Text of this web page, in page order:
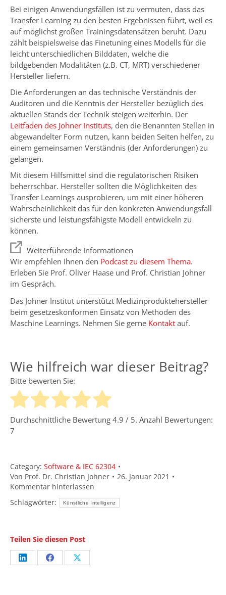
Bei einigen Anwendungsfällen ist zu vermuten, dass das
Transfer Learning zu den besten Ergebnissen führt, weil es
auf möglichst großen Trainingsdatensätzen beruht. Dazu
zählt beispielsweise das Finetuning eines Modells für die
leicht unterschiedlichen Bilddaten, welche die
bildgebenden Modalitäten (z.B. CT, MRT) verschiedener
Hersteller liefern.
Die Anforderungen an das technische Verständnis der
Auditoren und die Kenntnis der Hersteller bezüglich des
aktuellen Stands der Technik steigen weiterhin. Der
Leitfaden des Johner Instituts, den die Benannten Stellen in
abgewandelter Form nutzen, kann beiden Seiten helfen, zu
einem gemeinsamen Verständnis (der Anforderungen) zu
gelangen.
Mit diesem Hilfsmittel sind die regulatorischen Risiken
beherrschbar. Hersteller sollten die Möglichkeiten des
Transfer Learnings ausprobieren, um mit einer höheren
Wahrscheinlichkeit das für den konkreten Anwendungsfall
sicherste und leistungsfähigste Modell entwickeln zu
können.
Weiterführende Informationen
Wir empfehlen Ihnen den Podcast zu diesem Thema.
Erleben Sie Prof. Oliver Haase und Prof. Christian Johner
im Gespräch.
Das Johner Institut unterstützt Medizinproduktehersteller
beim gesetzeskonformen Einsatz von Methoden des
Maschine Learnings. Nehmen Sie gerne Kontakt auf.
Wie hilfreich war dieser Beitrag?
Bitte bewerten Sie:
Durchschnittliche Bewertung 4.9 / 5. Anzahl Bewertungen:
7
Category: Software & IEC 62304
Von Prof. Dr. Christian Johner
26. Januar 2021
Kommentar hinterlassen
Schlagwörter:
Künstliche Intelligenz
Teilen Sie diesen Post
Share Share Share